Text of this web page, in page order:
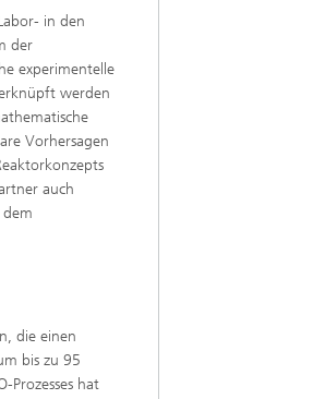
in den
der
experimentelle
werden
Vorhersagen
auch
die einen
bis zu 95
Prozesses hat